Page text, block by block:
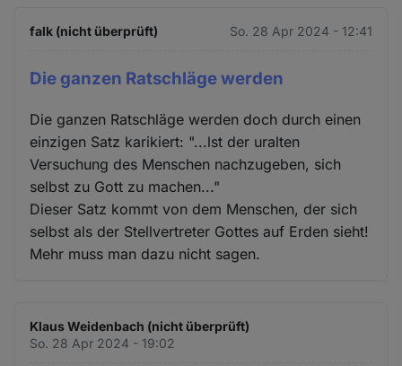
falk (nicht überprüft) So. 28 Apr 2024 - 12:41
Die ganzen Ratschläge werden
Die ganzen Ratschläge werden doch durch einen
einzigen Satz karikiert: "...lst der uralten
Versuchung des Menschen nachzugeben, sich
selbst zu Gott zu machen..."
Dieser Satz kommt von dem Menschen, der sich
selbst als der Stellvertreter Gottes auf Erden sieht!
Mehr muss man dazu nicht sagen.
Klaus Weidenbach (nicht überprüft)
So. 28 Apr 2024 - 19:02